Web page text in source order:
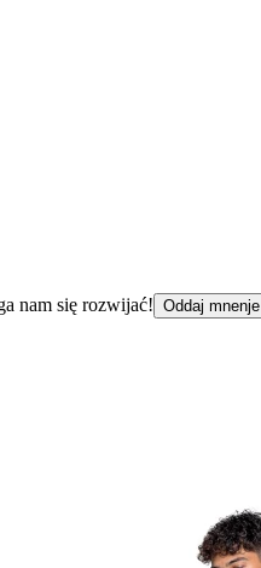
nam się rozwijać! Oddaj mnenje